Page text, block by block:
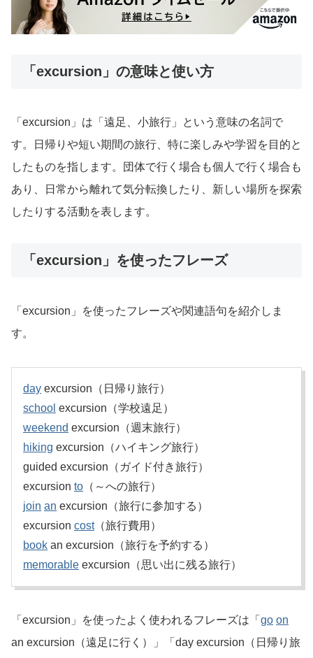
「excursion」の意味と使い方
「excursion」は「遠足、小旅行」という意味の名詞で
す。日帰りや短い期間の旅行、特に楽しみや学習を目的と
したものを指します。団体で行く場合も個人で行く場合も
あり、日常から離れて気分転換したり、新しい場所を探索
したりする活動を表します。
「excursion」を使ったフレーズ
「excursion」を使ったフレーズや関連語句を紹介しま
す。
day excursion（日帰り旅行）
school excursion（学校遠足）
weekend excursion（週末旅行）
hiking excursion（ハイキング旅行）
guided excursion（ガイド付き旅行）
excursion to （～への旅行）
join an excursion（旅行に参加する）
excursion cost（旅行費用）
book an excursion（旅行を予約する）
memorable excursion（思い出に残る旅行）
「excursion」を使ったよく使われるフレーズは「 go on
an excursion（遠足に行く）」「day excursion（日帰り旅